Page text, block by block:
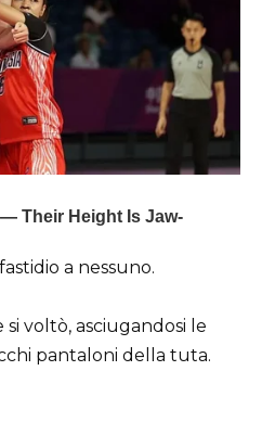
a nessuno.
voltò, asciugandosi le
pantaloni della tuta.